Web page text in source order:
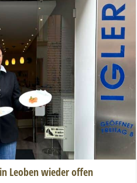
Leoben wieder offen